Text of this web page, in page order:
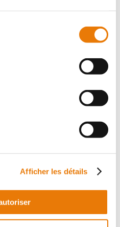
Afficher les détails
Local d'activité
Location - 126 m²
HT/Mois
à usage de stockage et de